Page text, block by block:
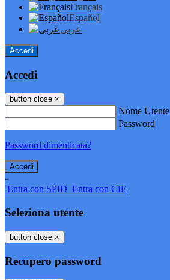
Français
Español
عربى
Accedi
Accedi
button close ×
Nome Utente
Password
Password dimenticata?
-
Entra con SPID Entra con CIE
Seleziona utente
button close ×
Recupero password